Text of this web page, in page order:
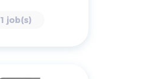
1 job(s)